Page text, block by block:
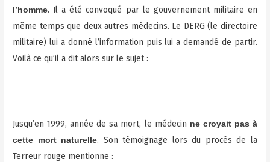
l’homme. Il a été convoqué par le gouvernement militaire en
même temps que deux autres médecins. Le DERG (le directoire
militaire) lui a donné l’information puis lui a demandé de partir.
Voilà ce qu’il a dit alors sur le sujet :
Jusqu’en 1999, année de sa mort, le médecin ne croyait pas à
cette mort naturelle. Son témoignage lors du procès de la
Terreur rouge mentionne :